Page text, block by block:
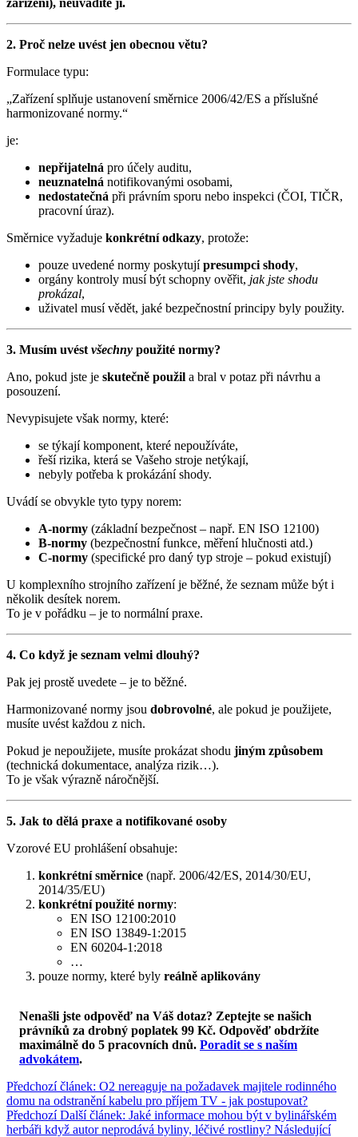
2. Proč nelze uvést jen obecnou větu?
Formulace typu:
„Zařízení splňuje ustanovení směrnice 2006/42/ES a příslušné
harmonizované normy.“
je:
nepřijatelná pro účely auditu,
neuznatelná notifikovanými osobami,
nedostatečná při právním sporu nebo inspekci (ČOI, TIČR,
pracovní úraz).
Směrnice vyžaduje konkrétní odkazy, protože:
pouze uvedené normy poskytujípresumpci shody,
orgány kontroly musí být schopny ověřit, jak jste shodu
prokázal,
uživatel musí vědět, jaké bezpečnostní principy byly použity.
3. Musím uvést všechny použité normy?
Ano, pokud jste je skutečně použil a bral v potaz při návrhu a
posouzení.
Nevypisujete však normy, které:
se týkají komponent, které nepoužíváte,
řeší rizika, která se Vašeho stroje netýkají,
nebyly potřeba k prokázání shody.
Uvádí se obvykle tyto typy norem:
A-normy (základní bezpečnost – např. EN ISO 12100)
B-normy (bezpečnostní funkce, měření hlučnosti atd.)
C-normy (specifické pro daný typ stroje – pokud existují)
U komplexního strojního zařízení je běžné, že seznam může být i
několik desítek norem.
To je v pořádku – je to normální praxe.
4. Co když je seznam velmi dlouhý?
Pak jej prostě uvedete – je to běžné.
Harmonizované normy jsou dobrovolné, ale pokud je použijete,
musíte uvést každou z nich.
Pokud je nepoužijete, musíte prokázat shodu jiným způsobem
(technická dokumentace, analýza rizik…).
To je však výrazně náročnější.
5. Jak to dělá praxe a notifikované osoby
Vzorové EU prohlášení obsahuje:
konkrétní směrnice (např. 2006/42/ES, 2014/30/EU,
2014/35/EU)
konkrétní použité normy:
EN ISO 12100:2010
EN ISO 13849-1:2015
EN 60204-1:2018
…
pouze normy, které byly reálně aplikovány
Nenašli jste odpověď na Váš dotaz? Zeptejte se našich
právníků za drobný poplatek 99 Kč. Odpověď obdržíte
maximálně do 5 pracovních dnů. Poradit se s naším
advokátem.
Předchozí článek: O2 nereaguje na požadavek majitele rodinného
domu na odstranění kabelu pro příjem TV - jak postupovat?
Předchozí Další článek: Jaké informace mohou být v bylinářském
herbáři když autor neprodává byliny, léčivé rostliny? Následující